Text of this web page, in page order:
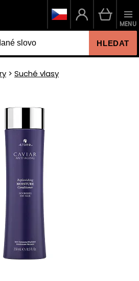
HLEDAT
MENU
Suché vlasy